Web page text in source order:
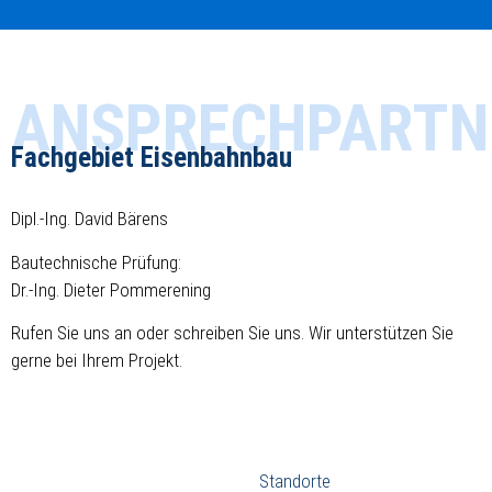
Fachgebiet Eisenbahnbau
Dipl.-Ing. David Bärens
Bautechnische Prüfung:
Dr.-Ing. Dieter Pommerening
Rufen Sie uns an oder schreiben Sie uns. Wir unterstützen Sie
gerne bei Ihrem Projekt.
Standorte